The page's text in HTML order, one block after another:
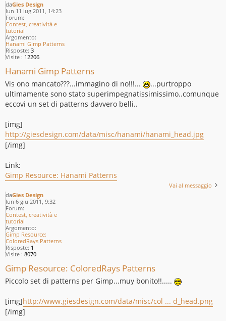
daGies Design
lun 11 lug 2011, 14:23
Forum:
Contest, creatività e
tutorial
Argomento:
Hanami Gimp Patterns
Risposte: 3
Visite : 12206
Hanami Gimp Patterns
Vis ono mancato???...immagino di no!!!...
...purtroppo
ultimamente sono stato superimpegnatissimissimo..comunque
eccovi un set di patterns davvero belli..
[img]
http://giesdesign.com/data/misc/hanami/hanami_head.jpg
[/img]
Link:
Gimp Resource: Hanami Patterns
Vai al messaggio
daGies Design
lun 6 giu 2011, 9:32
Forum:
Contest, creatività e
tutorial
Argomento:
Gimp Resource:
ColoredRays Patterns
Risposte: 1
Visite : 8070
Gimp Resource: ColoredRays Patterns
Piccolo set di patterns per Gimp...muy bonito!!.....
[img]http://www.giesdesign.com/data/misc/col ... d_head.png
[/img]